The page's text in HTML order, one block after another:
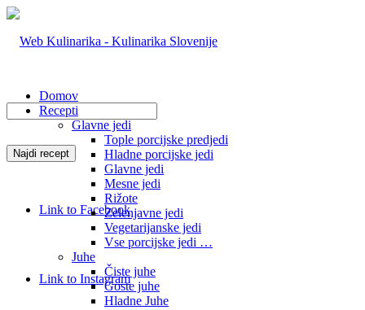
Link to Facebook
Link to Instagram
Domov
Recepti
Glavne jedi
Tople porcijske predjedi
Hladne porcijske jedi
Glavne jedi
Mesne jedi
Rižote
Zelenjavne jedi
Vegetarijanske jedi
Vse porcijske jedi …
Juhe
Čiste juhe
Goste juhe
Hladne Juhe